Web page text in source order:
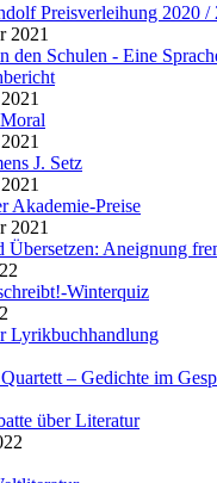
Preisverleihung 2020 /
2021
den Schulen - Eine
J. Setz
Akademie-Preise
2021
Übersetzen: Aneignung
Winterquiz
Lyrikbuchhandlung
– Gedichte im
über Literatur